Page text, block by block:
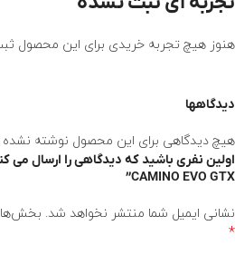
هنوز هیچ تجربه خریدی برای این محصول
دیدگاهها
هیچ دیدگاهی برای این محصول نوشته
CAMINO EVO GTX”
نشانی ایمیل شما منتشر نخواهد شد.
*